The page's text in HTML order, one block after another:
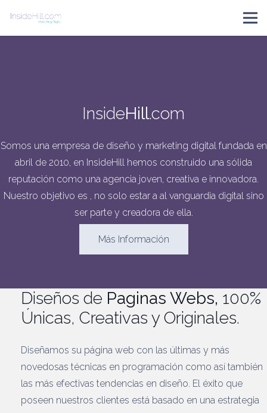
InsideHill.com
Somos una empresa de diseño y marketing digital fundada en
abril de 2010, en InsideHill hemos construido una sólida
reputación como una agencia joven, creativa e innovadora.
Nuestro objetivo es , no solo estar a al vanguardia digital sino
ser parte y creadora de ella.
Más Información
Diseños de Paginas Webs, 100%
Únicas, Creativas y Originales.
Diseñamos su página web con las últimas y más
novedosas técnicas en programación como así también
las más efectivas tendencias en diseño. El éxito que
poseen nuestros clientes está basado en una estrategia